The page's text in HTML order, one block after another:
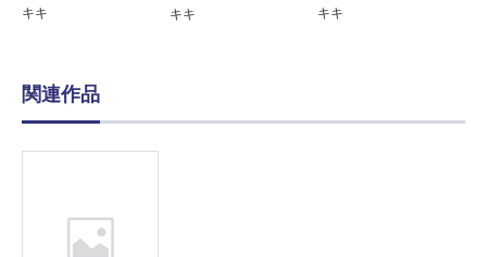
キキ
キキ
キキ
関連作品